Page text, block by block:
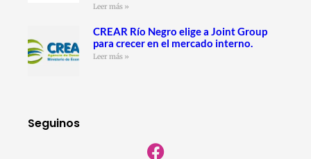
Leer más »
CREAR Río Negro elige a Joint Group
para crecer en el mercado interno.
Leer más »
Seguinos